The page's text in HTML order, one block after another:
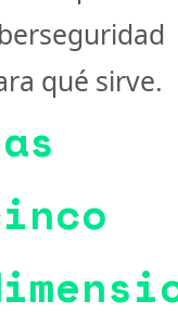
qué sirve.